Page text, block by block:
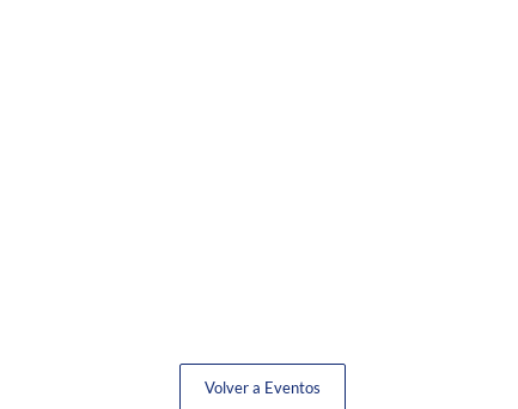
Volver a Eventos